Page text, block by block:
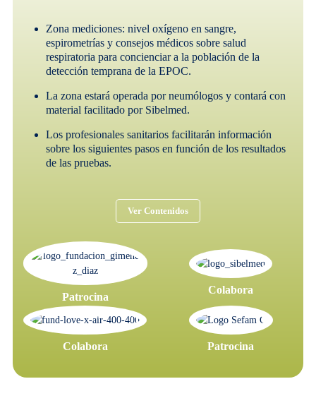
Zona mediciones: nivel oxígeno en sangre,
espirometrías y consejos médicos sobre salud
respiratoria para concienciar a la población de la
detección temprana de la EPOC.
La zona estará operada por neumólogos y contará con
material facilitado por Sibelmed.
Los profesionales sanitarios facilitarán información
sobre los siguientes pasos en función de los resultados
de las pruebas.
Ver Contenidos
Patrocina
Patrocina
Colabora
Colabora